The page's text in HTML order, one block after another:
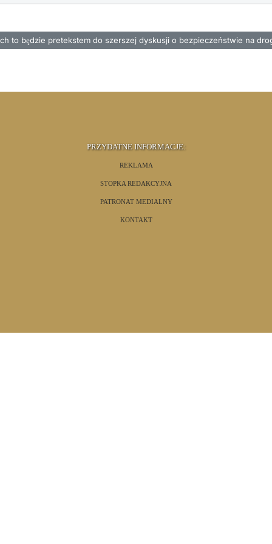
strona: Niech to będzie pretekstem do szerszej dyskusji o
to będzie pretekstem do szerszej dyskusji o bezpieczeństwie na
PRZYDATNE INFORMACJE:
REKLAMA
STOPKA REDAKCYJNA
PATRONAT MEDIALNY
KONTAKT